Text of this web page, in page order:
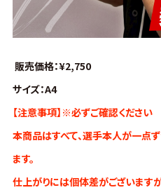
販売価格：¥2,750
サイズ：A4
【注意事項】※必ずご確認ください
本商品はすべて、選手本人が一点
ます。
仕上がりには個体差がございます